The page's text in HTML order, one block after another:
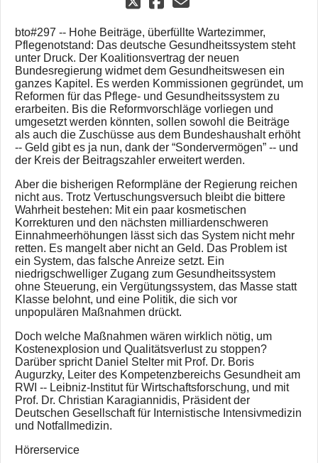
bto#297 -- Hohe Beiträge, überfüllte Wartezimmer,
Pflegenotstand: Das deutsche Gesundheitssystem steht
unter Druck. Der Koalitionsvertrag der neuen
Bundesregierung widmet dem Gesundheitswesen ein
ganzes Kapitel. Es werden Kommissionen gegründet, um
Reformen für das Pflege- und Gesundheitssystem zu
erarbeiten. Bis die Reformvorschläge vorliegen und
umgesetzt werden könnten, sollen sowohl die Beiträge
als auch die Zuschüsse aus dem Bundeshaushalt erhöht
-- Geld gibt es ja nun, dank der “Sondervermögen” -- und
der Kreis der Beitragszahler erweitert werden.
Aber die bisherigen Reformpläne der Regierung reichen
nicht aus. Trotz Vertuschungsversuch bleibt die bittere
Wahrheit bestehen: Mit ein paar kosmetischen
Korrekturen und den nächsten milliardenschweren
Einnahmeerhöhungen lässt sich das System nicht mehr
retten. Es mangelt aber nicht an Geld. Das Problem ist
ein System, das falsche Anreize setzt. Ein
niedrigschwelliger Zugang zum Gesundheitssystem
ohne Steuerung, ein Vergütungssystem, das Masse statt
Klasse belohnt, und eine Politik, die sich vor
unpopulären Maßnahmen drückt.
Doch welche Maßnahmen wären wirklich nötig, um
Kostenexplosion und Qualitätsverlust zu stoppen?
Darüber spricht Daniel Stelter mit Prof. Dr. Boris
Augurzky, Leiter des Kompetenzbereichs Gesundheit am
RWI -- Leibniz-Institut für Wirtschaftsforschung, und mit
Prof. Dr. Christian Karagiannidis, Präsident der
Deutschen Gesellschaft für Internistische Intensivmedizin
und Notfallmedizin.
Hörerservice